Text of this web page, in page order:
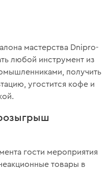
мастерства Dnipro-
любой инструмент из
получить
угостится кофе и
гости мероприятия
товары в